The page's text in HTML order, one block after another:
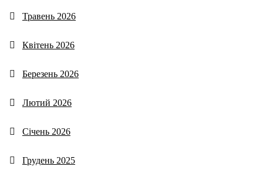
Травень 2026
Квітень 2026
Березень 2026
Лютий 2026
Січень 2026
Грудень 2025